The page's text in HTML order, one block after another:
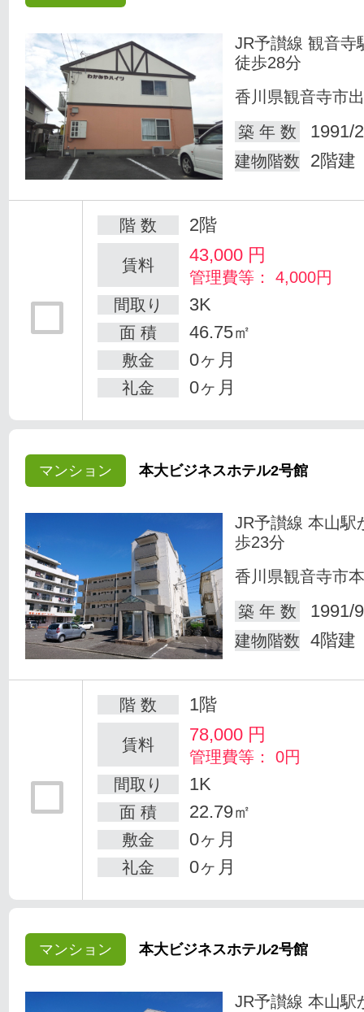
JR予讃線 観音寺
徒歩28分
香川県観音寺市
築 年 数
1991/
建物階数 2階建
階 数 2階
賃料 43,000 円
管理費等： 4,000円
間取り
3K
面 積 46.75㎡
敷金 0ヶ月
礼金 0ヶ月
マンション 本大ビジネスホテル2号館
JR予讃線 本山駅
歩23分
香川県観音寺市
築 年 数
1991/
建物階数 4階建
階 数 1階
賃料 78,000 円
管理費等： 0円
間取り
1K
面 積 22.79㎡
敷金 0ヶ月
礼金 0ヶ月
マンション 本大ビジネスホテル2号館
JR予讃線 本山駅